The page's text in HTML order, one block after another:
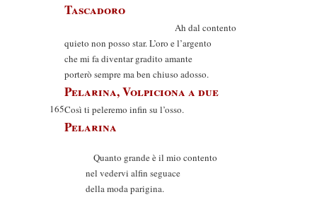
Tascadoro
Ah dal contento
quieto non posso star. L’oro e l’argento
che mi fa diventar gradito amante
porterò sempre ma ben chiuso adosso.
Pelarina, Volpiciona a due
165Così ti peleremo infin su l’osso.
Pelarina
Quanto grande è il mio contento
nel vedervi alfin seguace
della moda parigina.